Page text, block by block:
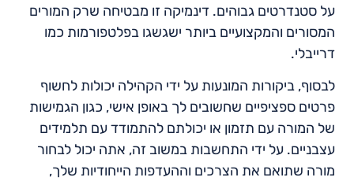
על סטנדרטים גבוהים. דינמיקה זו מבטיחה שרק המורים
המסורים והמקצועיים ביותר ישגשגו בפלטפורמות כמו
דרייבלי.
לבסוף, ביקורות המונעות על ידי הקהילה יכולות לחשוף
פרטים ספציפיים שחשובים לך באופן אישי, כגון הגמישות
של המורה עם תזמון או יכולתם להתמודד עם תלמידים
עצבניים. על ידי התחשבות במשוב זה, אתה יכול לבחור
מורה שתואם את הצרכים וההעדפות הייחודיות שלך,